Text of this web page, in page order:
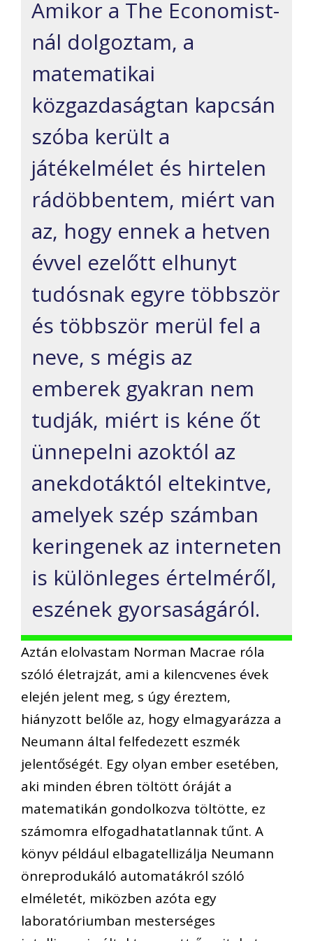
Amikor a The Economist-
nál dolgoztam, a
matematikai
közgazdaságtan kapcsán
szóba került a
játékelmélet és hirtelen
rádöbbentem, miért van
az, hogy ennek a hetven
évvel ezelőtt elhunyt
tudósnak egyre többször
és többször merül fel a
neve, s mégis az
emberek gyakran nem
tudják, miért is kéne őt
ünnepelni azoktól az
anekdotáktól eltekintve,
amelyek szép számban
keringenek az interneten
is különleges értelméről,
eszének gyorsaságáról.
Aztán elolvastam Norman Macrae róla
szóló életrajzát, ami a kilencvenes évek
elején jelent meg, s úgy éreztem,
hiányzott belőle az, hogy elmagyarázza a
Neumann által felfedezett eszmék
jelentőségét. Egy olyan ember esetében,
aki minden ébren töltött óráját a
matematikán gondolkozva töltötte, ez
számomra elfogadhatatlannak tűnt. A
könyv például elbagatellizálja Neumann
önreprodukáló automatákról szóló
elméletét, miközben azóta egy
laboratóriumban mesterséges